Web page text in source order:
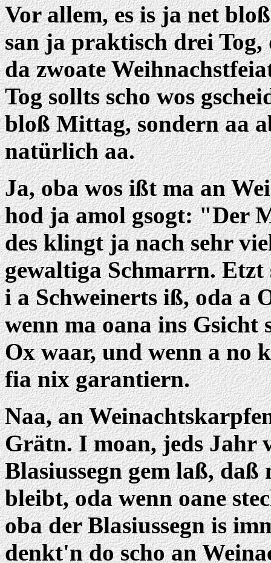
Vor allem, es is ja net
san ja praktisch drei Tog,
da zwoate
Tog sollts scho wos
bloß Mittag, sondern aa
natürlich aa.
Ja, oba wos ißt ma an
hod ja amol gsogt: "Der
des klingt ja nach sehr
gewaltiga Schmarrn.
i a Schweinerts iß, oda a
wenn ma oana ins Gsicht
Ox waar, und wenn a no
fia nix garantiern.
Naa, an
Grätn. I moan, jeds Jahr
Blasiussegn gem laß,
bleibt, oda wenn oane
oba der Blasiussegn is
denkt'n do scho an